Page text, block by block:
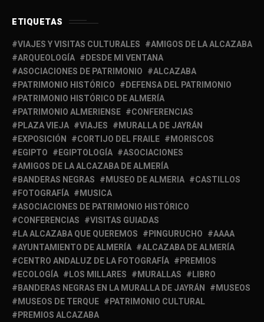
ETIQUETAS
VIAJES Y VISITAS CULTURALES
AMIGOS DE LA ALCAZABA
ARQUEOLOGÍA
DESDE MI VENTANA
ASOCIACIONES DE PATRIMONIO
ALCAZABA
PATRIMONIO HISTÓRICO
DEFENSA DEL PATRIMONIO
PATRIMONIO HISTÓRICO DE ALMERÍA
PATRIMONIO ALMERIENSE
CONFERENCIAS
PLAZA VIEJA
VIAJES
MURALLA DE JAYRÁN
EXPOSICIÓN
CORTIJO DEL FRAILE
MORISCOS
EGIPTO
EGIPTOLOGÍA
ASOCIACIONES
AMIGOS DE LA ALCAZABA DE ALMERÍA
BANDERAS NEGRAS
MUSEO DE ALMERIA
CASTILLOS
FOTOGRAFÍA
MUSICA
ASOCIACIONES DE PATRIMONIO HISTÓRICO
CONFERENCIAS
VISITAS GUIADAS
LA ALCAZABA QUE QUEREMOS
PINGURUCHO
AAAA
AYUNTAMIENTO DE ALMERÍA
ALCAZABA DE ALMERÍA
CENTRO ANDALUZ DE LA FOTOGRAFÍA
PREMIOS
ECOLOGÍA
LOS MILLARES MURALLAS
LIBRO
BANDERAS NEGRAS EN LA MURALLA DE JAYRÁN
MUSEOS
MUSEOS DE TERQUE
PATRIMONIO CULTURAL
PREMIOS ALCAZABA